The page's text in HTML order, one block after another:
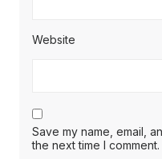
Website
Save my name, email,
the next time I comment.